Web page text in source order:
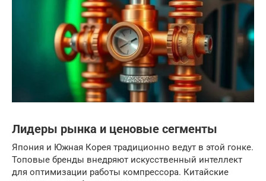
Лидеры рынка и ценовые сегменты
Япония и Южная Корея традиционно ведут в этой гонке.
Топовые бренды внедряют искусственный интеллект
для оптимизации работы компрессора. Китайские